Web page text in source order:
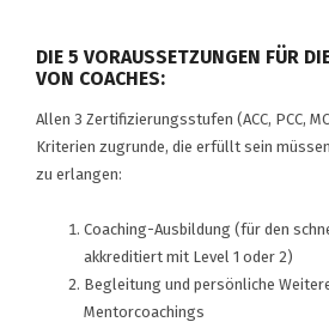
DIE 5 VORAUSSETZUNGEN FÜR
VON COACHES:
Allen 3 Zertifizierungsstufen (ACC, PCC,
Kriterien zugrunde, die erfüllt sein
zu erlangen:
Coaching-Ausbildung (für den
akkreditiert mit Level 1 oder 2)
Begleitung und persönliche
Mentorcoachings